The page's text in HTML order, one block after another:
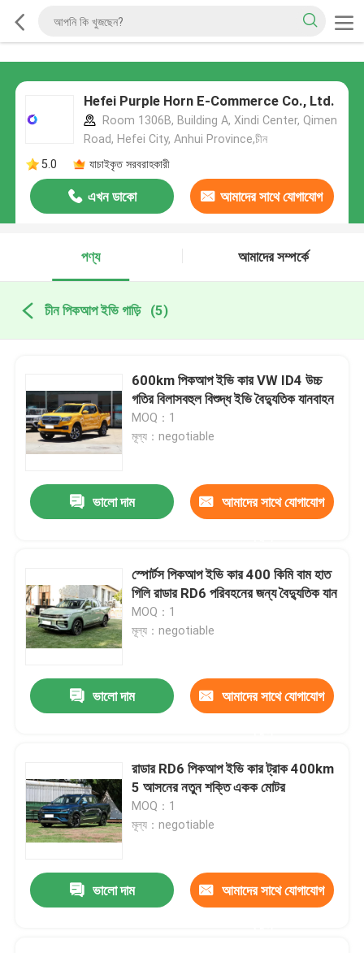
Hefei Purple Horn E-Commerce Co., Ltd.
Room 1306B, Building A, Xindi Center, Qimen
Road, Hefei City, Anhui Province,চীন
5.0
যাচাইকৃত সরবরাহকারী
এখন ডাকো আমাদের সাথে যোগাযোগ
পণ্য
আমাদের সম্পর্কে
চীন পিকআপ ইভি গাড়ি (5)
600km পিকআপ ইভি কার VW ID4 উচ্চ
গতির বিলাসবহুল বিশুদ্ধ ইভি বৈদ্যুতিক যানবাহন
MOQ：1
মূল্য：negotiable
ভালো দাম আমাদের সাথে যোগাযোগ
স্পোর্টস পিকআপ ইভি কার 400 কিমি বাম হাত
গিলি রাডার RD6 পরিবহনের জন্য বৈদ্যুতিক যান
MOQ：1
মূল্য：negotiable
ভালো দাম আমাদের সাথে যোগাযোগ
রাডার RD6 পিকআপ ইভি কার ট্রাক 400km
5 আসনের নতুন শক্তি একক মোটর
MOQ：1
মূল্য：negotiable
ভালো দাম আমাদের সাথে যোগাযোগ